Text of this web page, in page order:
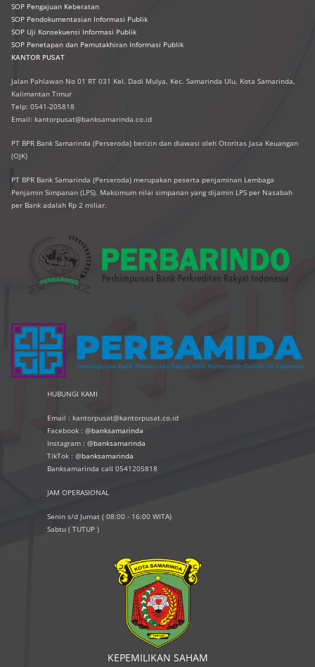
SOP Pengajuan Keberatan
SOP Pendokumentasian Informasi Publik
SOP Uji Konsekuensi Informasi Publik
SOP Penetapan dan Pemutakhiran Informasi Publik
KANTOR PUSAT
Jalan Pahlawan No 01 RT 031 Kel. Dadi Mulya, Kec. Samarinda Ulu, Kota Samarinda,
Kalimantan Timur
Telp: 0541-205818
Email: kantorpusat@banksamarinda.co.id
PT BPR Bank Samarinda (Perseroda) berizin dan diawasi oleh Otoritas Jasa Keuangan
(OJK)
PT BPR Bank Samarinda (Perseroda) merupakan peserta penjaminan Lembaga
Penjamin Simpanan (LPS). Maksimum nilai simpanan yang dijamin LPS per Nasabah
per Bank adalah Rp 2 miliar.
HUBUNGI KAMI
Email : kantorpusat@kantorpusat.co.id
Facebook : @banksamarinda
Instagram : @banksamarinda
TikTok : @banksamarinda
Banksamarinda call 0541205818
JAM OPERASIONAL
Senin s/d Jumat ( 08:00 - 16:00 WITA)
Sabtu ( TUTUP )
KEPEMILIKAN SAHAM